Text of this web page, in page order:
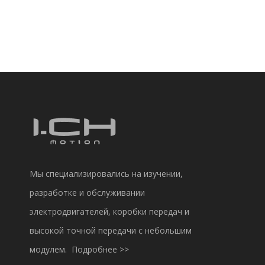
Мы специализировались на изучении,
разработке и обслуживании
электродвигателей, коробки передач и
высокой точной передачи с небольшим
модулем. Подробнее >>